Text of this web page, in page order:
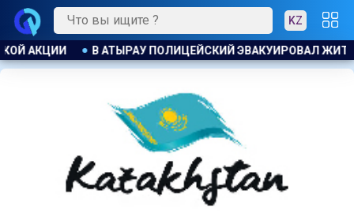
KZ
ЖИТЕЛЕЙ ДОМА ПРИ ПОЖАРЕ ПОЖАР НА